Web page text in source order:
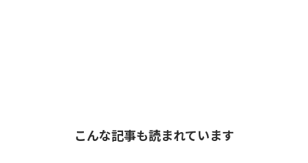
こんな記事も読まれています